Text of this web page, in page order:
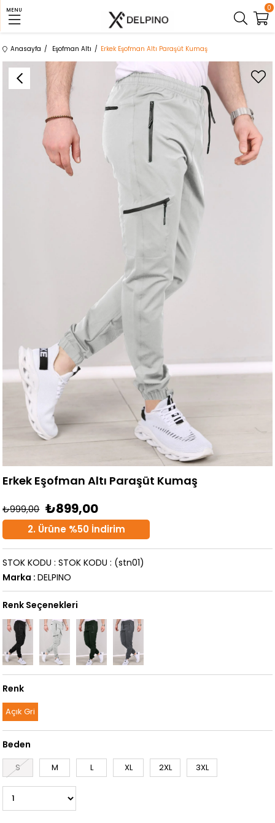
MENU 0
Anasayfa Eşofman Altı Erkek Eşofman Altı Paraşüt Kumaş
Erkek Eşofman Altı Paraşüt Kumaş
₺999,00 ₺899,00
2. Ürüne %50 İndirim
(stn01)
STOK KODU
STOK KODU
Marka : DELPINO
Renk Seçenekleri
Renk
Açık Gri
Beden
S M L XL 2XL 3XL